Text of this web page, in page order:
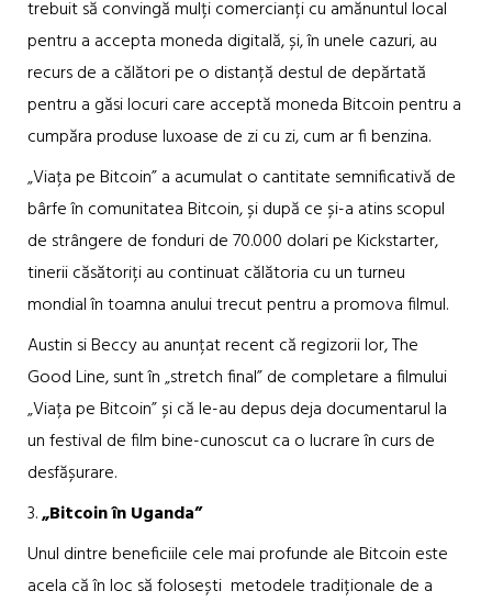
trebuit să convingă mulți comercianți cu amănuntul local
pentru a accepta moneda digitală, și, în unele cazuri, au
recurs de a călători pe o distanță destul de depărtată
pentru a găsi locuri care acceptă moneda Bitcoin pentru a
cumpăra produse luxoase de zi cu zi, cum ar fi benzina.
„Viața pe Bitcoin” a acumulat o cantitate semnificativă de
bârfe în comunitatea Bitcoin, și după ce și-a atins scopul
de strângere de fonduri de 70.000 dolari pe Kickstarter,
tinerii căsătoriți au continuat călătoria cu un turneu
mondial în toamna anului trecut pentru a promova filmul.
Austin si Beccy au anunțat recent că regizorii lor, The
Good Line, sunt în „stretch final” de completare a filmului
„Viața pe Bitcoin” și că le-au depus deja documentarul la
un festival de film bine-cunoscut ca o lucrare în curs de
desfășurare.
3.„Bitcoin în Uganda”
Unul dintre beneficiile cele mai profunde ale Bitcoin este
acela că în loc să folosești metodele tradiționale de a